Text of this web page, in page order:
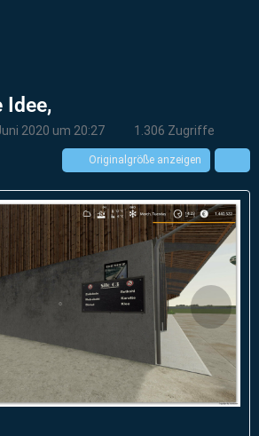
Idee,
2020 um 20:27 1.306 Zugriffe
Originalgröße anzeigen